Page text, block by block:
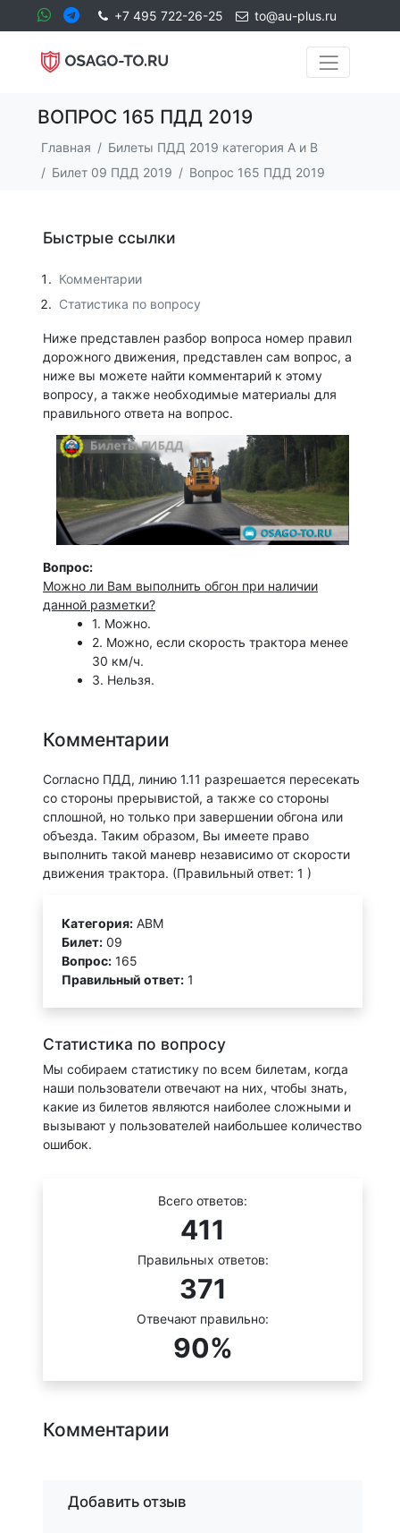
+7 495 722-26-25 to@au-plus.ru
ВОПРОС 165 ПДД 2019
Главная
Билеты ПДД 2019 категория А и В
Билет 09 ПДД 2019
Вопрос 165 ПДД 2019
Быстрые ссылки
Комментарии
Статистика по вопросу
Ниже представлен разбор вопроса номер правил
дорожного движения, представлен сам вопрос, а
ниже вы можете найти комментарий к этому
вопросу, а также необходимые материалы для
правильного ответа на вопрос.
Вопрос:
Можно ли Вам выполнить обгон при наличии
данной разметки?
1. Можно.
2. Можно, если скорость трактора менее
30 км/ч.
3. Нельзя.
Комментарии
Согласно ПДД, линию 1.11 разрешается пересекать
со стороны прерывистой, а также со стороны
сплошной, но только при завершении обгона или
объезда. Таким образом, Вы имеете право
выполнить такой маневр независимо от скорости
движения трактора. (Правильный ответ: 1 )
Категория: АВМ
Билет: 09
Вопрос: 165
Правильный ответ: 1
Статистика по вопросу
Мы собираем статистику по всем билетам, когда
наши пользователи отвечают на них, чтобы знать,
какие из билетов являются наиболее сложными и
вызывают у пользователей наибольшее количество
ошибок.
Всего ответов:
411
Правильных ответов:
371
Отвечают правильно:
90%
Комментарии
Добавить отзыв